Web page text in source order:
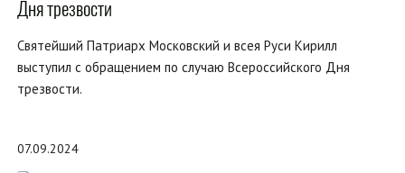
Дня трезвости
Святейший Патриарх Московский и всея Руси Кирилл
выступил с обращением по случаю Всероссийского Дня
трезвости.
07.09.2024